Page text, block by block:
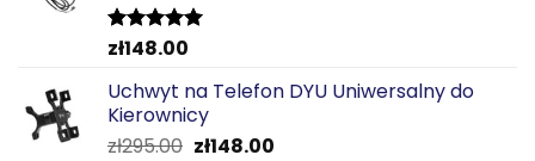
Oceniono
zł148.00
Uchwyt na Telefon DYU Uniwersalny do
Kierownicy
zł295.00 Pierwotna
zł148.00Aktualna